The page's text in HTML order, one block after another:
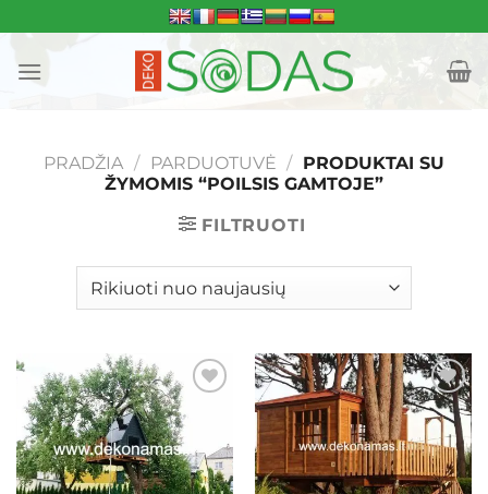
to
content
PRADŽIA / PARDUOTUVĖ / PRODUKTAI SU
ŽYMOMIS “POILSIS GAMTOJE”
FILTRUOTI
Mėgstamiausias Mėgstamiausias